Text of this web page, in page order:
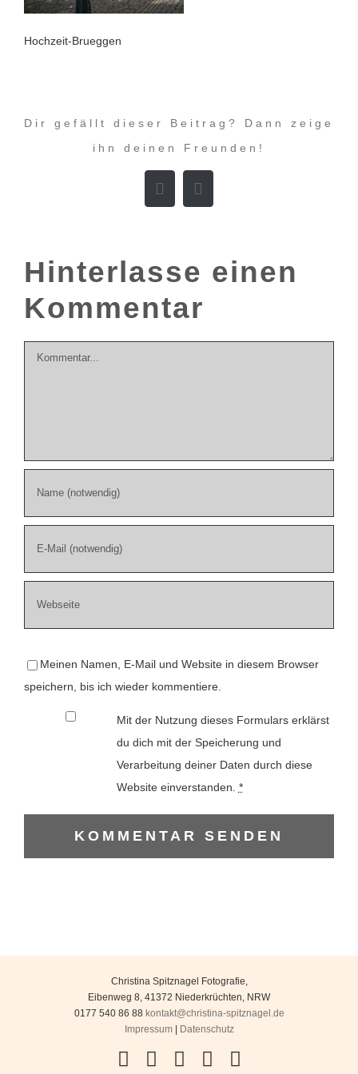
Hochzeit-Brueggen
Dir gefällt dieser Beitrag? Dann zeige
ihn deinen Freunden!
Facebook
E-
Mail
Hinterlasse einen
Kommentar
Kommentar
Meinen Namen, E-Mail und Website in diesem Browser
speichern, bis ich wieder kommentiere.
Mit der Nutzung dieses Formulars erklärst
du dich mit der Speicherung und
Verarbeitung deiner Daten durch diese
Website einverstanden. *
Christina Spitznagel Fotografie
Eibenweg 8 41372 Niederkrüchten NRW
0177 540 86 88 kontakt@christina-spitznagel.de
Impressum| Datenschutz
Facebook
Instagram
YouTube
Flickr